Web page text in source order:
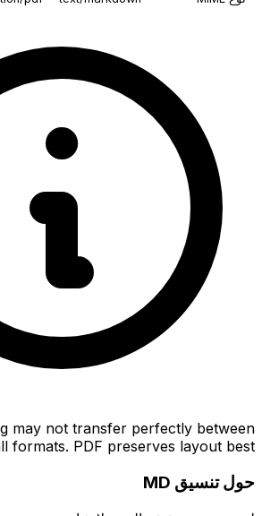
may not transfer perfectly between
formats. PDF preserves layout best.
حول تنسيق MD